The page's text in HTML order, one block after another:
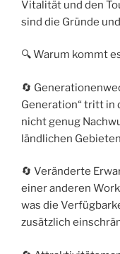
Vitalität und den
sind die Gründe
🔍 Warum kommt
🔄
Generation“ tritt in
nicht genug
ländlichen
🔄 Veränderte
einer anderen
was die
zusätzlich